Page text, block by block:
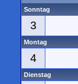
Sonntag
3
Montag
4
Dienstag